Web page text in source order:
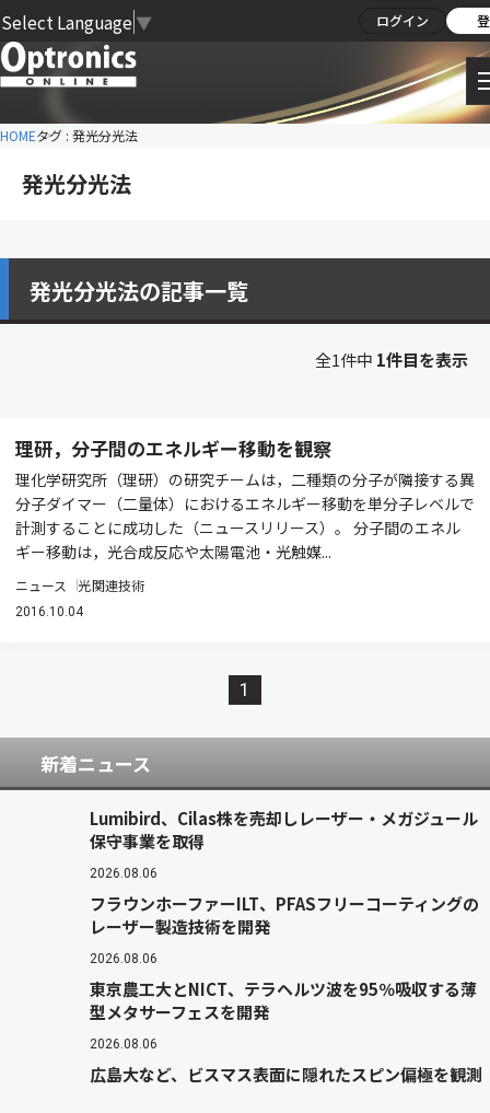
Select Language ▼ ログイン
HOMEタグ : 発光分光法
発光分光法
発光分光法の記事一覧
全1件中 1件目を表示
理研，分子間のエネルギー移動を観察
理化学研究所（理研）の研究チームは，二種類の分子が隣接する異
分子ダイマー（二量体）におけるエネルギー移動を単分子レベルで
計測することに成功した（ニュースリリース）。 分子間のエネル
ギー移動は，光合成反応や太陽電池・光触媒...
ニュース 光関連技術
2016.10.04
1
新着ニュース
Lumibird、Cilas株を売却しレーザー・メガジュール
保守事業を取得
2026.08.06
フラウンホーファーILT、PFASフリーコーティングの
レーザー製造技術を開発
2026.08.06
東京農工大とNICT、テラヘルツ波を95％吸収する薄
型メタサーフェスを開発
2026.08.06
広島大など、ビスマス表面に隠れたスピン偏極を観測